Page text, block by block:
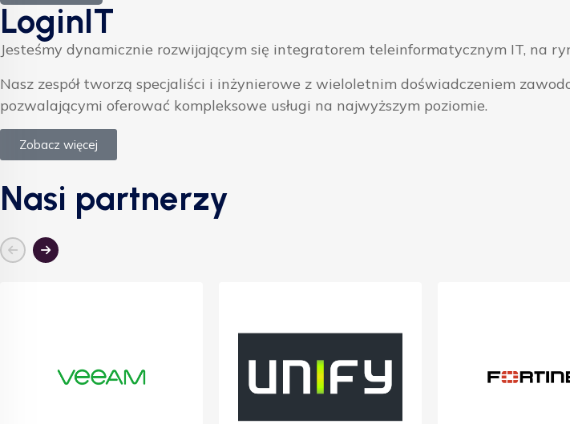
LoginIT
Jesteśmy dynamicznie rozwijającym się integratorem teleinformatycznym IT, na
Nasz zespół tworzą specjaliści i inżynierowe z wieloletnim doświadczeniem
pozwalającymi oferować kompleksowe usługi na najwyższym poziomie.
Zobacz więcej
Nasi partnerzy